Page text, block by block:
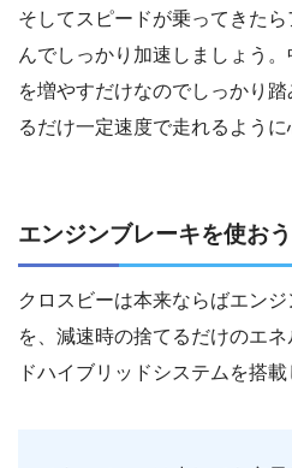
そしてスピードが乗ってきた
んでしっかり加速しましょう
を増やすだけなのでしっかり
るだけ一定速度で走れるように
エンジンブレーキを使おう
クロスビーは本来ならばエン
を、減速時の捨てるだけのエ
ドハイブリッドシステムを搭載